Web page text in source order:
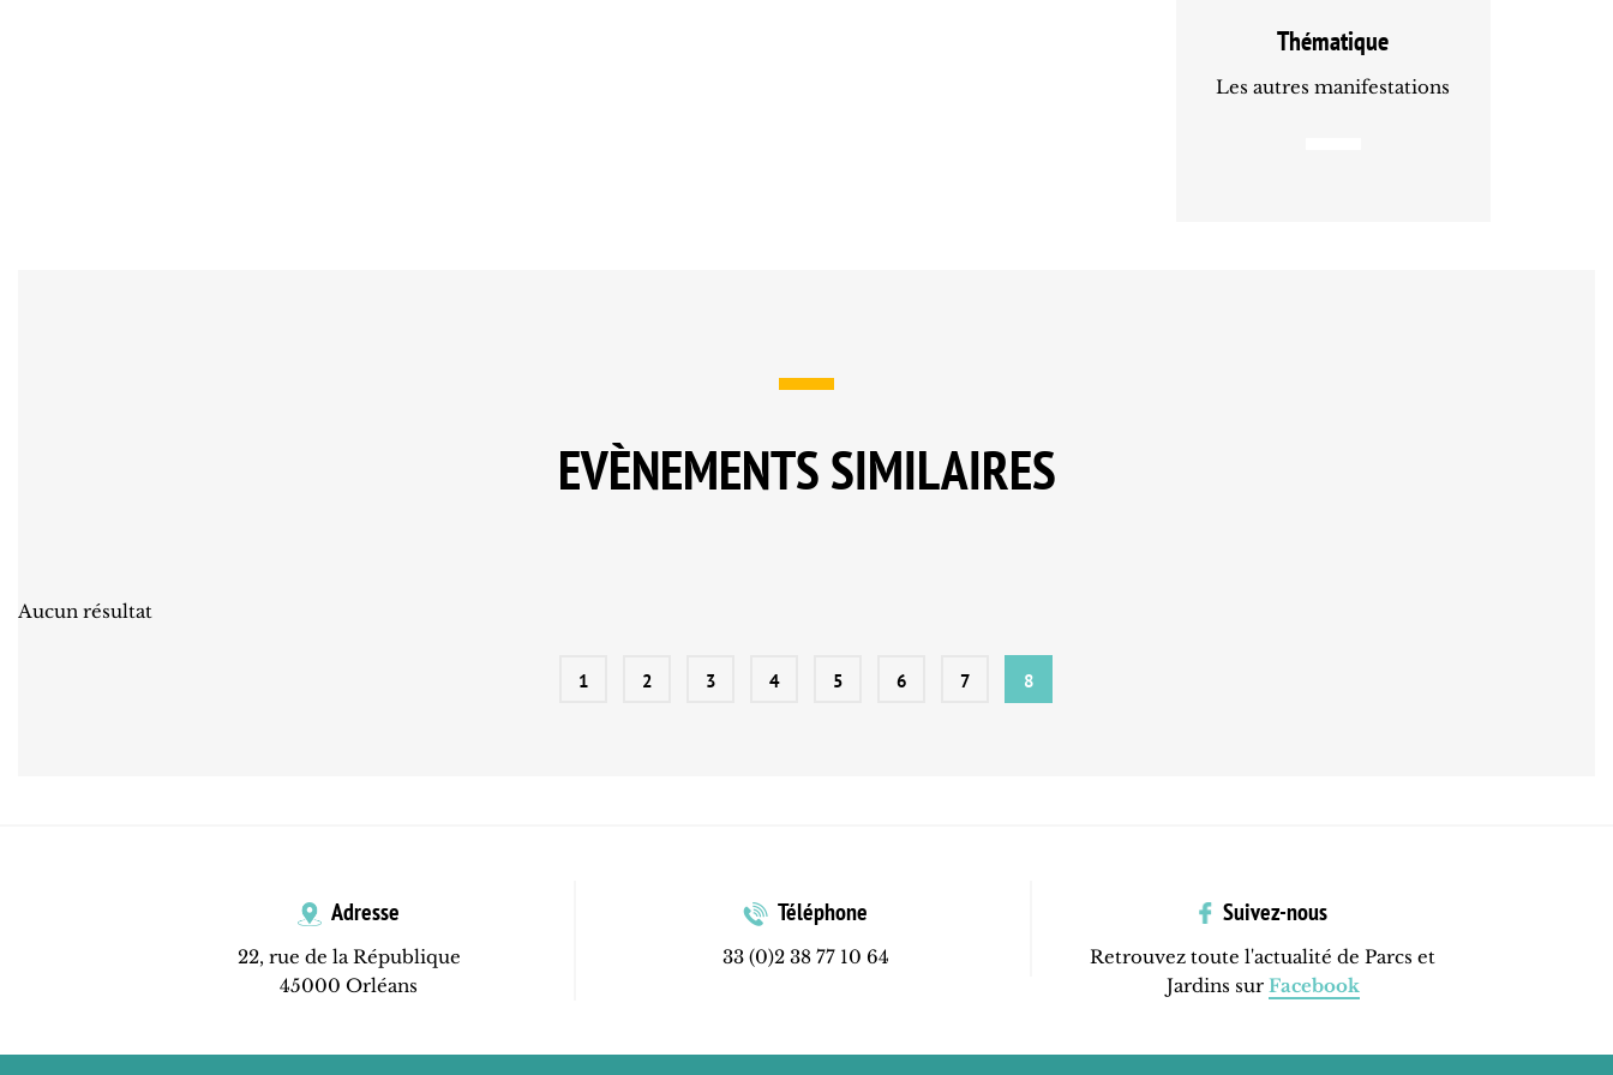
Thématique
Les autres manifestations
EVÈNEMENTS SIMILAIRES
Aucun résultat
1 2 3 4 5 6 7 8
Adresse
22, rue de la République
45000 Orléans
Téléphone
33 (0)2 38 77 10 64
Suivez-nous
Retrouvez toute l'actualité de Parcs et
Jardins sur Facebook